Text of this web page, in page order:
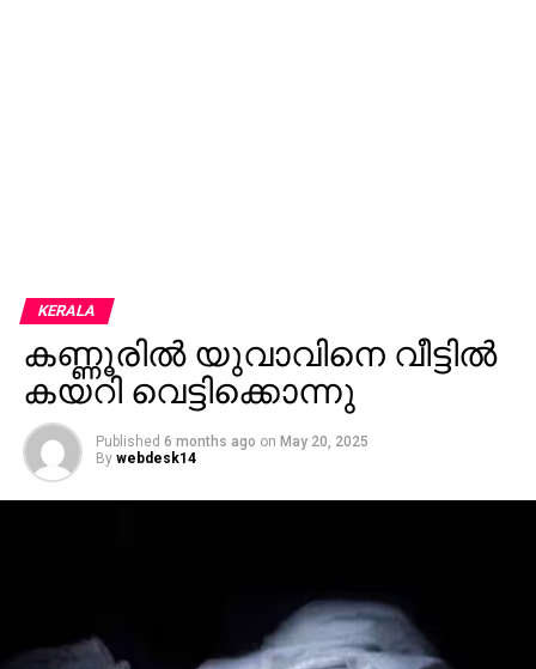
KERALA
കണ്ണൂരിൽ യുവാവിനെ വീട്ടിൽ
കയറി വെട്ടിക്കൊന്നു
Published 6 months ago on May 20, 2025
By webdesk14